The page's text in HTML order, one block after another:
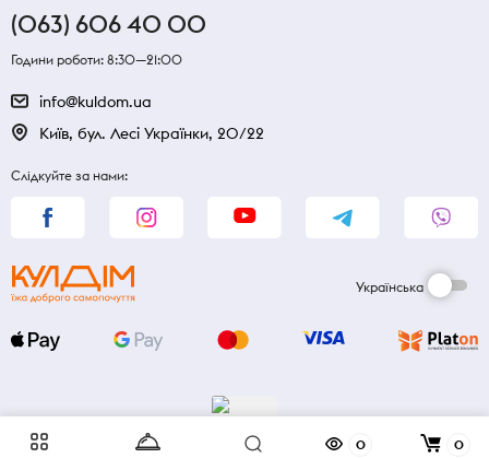
0 0
(063) 606 40 00
Години роботи: 8:30—21:00
info@kuldom.ua
Київ, бул. Лесі Українки, 20/22
Слідкуйте за нами:
Українська